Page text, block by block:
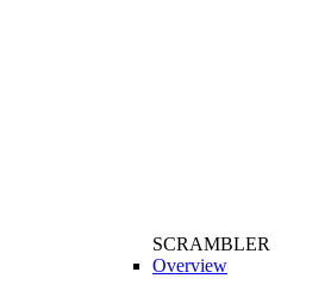
SCRAMBLER
Overview